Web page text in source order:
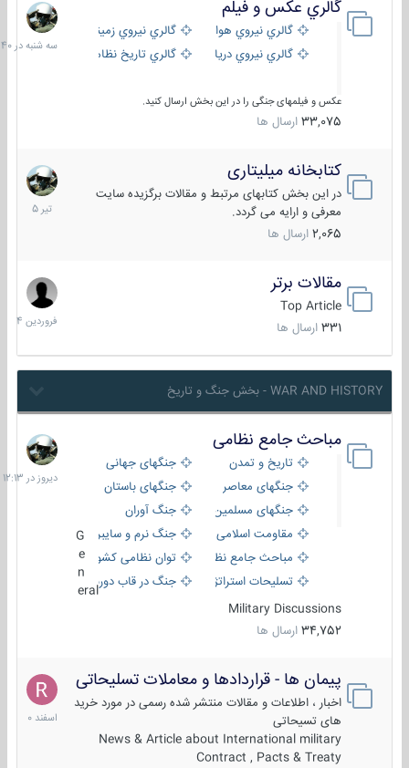
گالري عكس و فيلم
گالري نيروي هوايي
گالري نيروي زميني
گالري نيروي دريايي
گالري تاریخ نظامی
عکس و فیلمهای جنگی را در این بخش ارسال کنید.
33,075 ارسال ها
سه
شنبه
در
کتابخانه میلیتاری
در این بخش کتابهای مرتبط و مقالات برگزیده سایت
معرفی و ارایه می گردد.
2,065 ارسال ها
16
تیر
1405
مقالات برتر
Top Article
331 ارسال ها
29
فروردین
1404
WAR AND HISTORY - بخش جنگ و تاریخ
مباحث جامع نظامی
تاریخ و تمدن
جنگهای جهانی
جنگهای معاصر
جنگهای باستان
جنگهای مسلمین
جنگ آوران
مقاومت اسلامی
جنگ نرم و سایبری
مباحث جامع نظامی
توان نظامی کشورها
تسلیحات استراتژیک
جنگ در قاب دوربین
eral
Military Discussions
34,752 ارسال ها
دیروز
در
12:13
پیمان ها - قراردادها و معاملات تسلیحاتی
اخبار ، اطلاعات و مقالات منتشر شده رسمی در مورد خرید
های تسیحاتی
News & Article about International military
Contract , Pacts & Treaty
7
اسفند
1400